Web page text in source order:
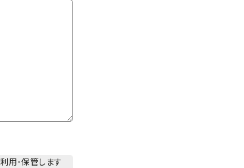
用･保管します